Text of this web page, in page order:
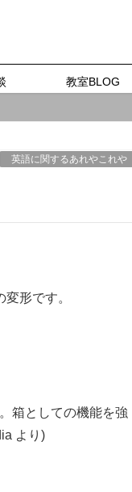
教室BLOG
英語に関するあれやこれや
形です。
箱としての機能を強
より)